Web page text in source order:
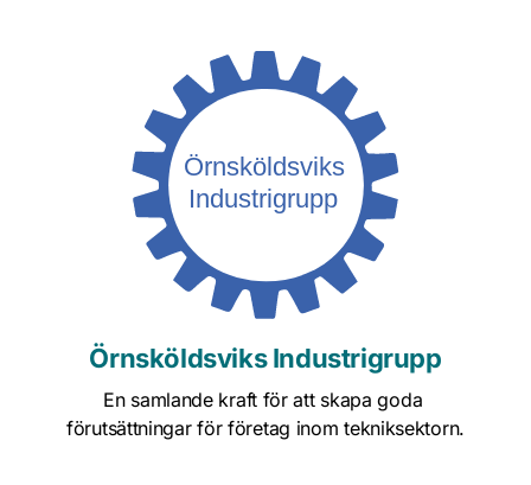
Örnsköldsviks Industrigrupp
En samlande kraft för att skapa goda
förutsättningar för företag inom tekniksektorn.